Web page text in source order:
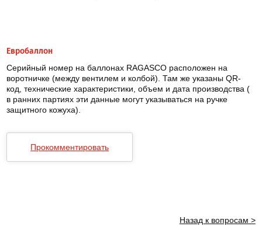
Евробаллон
Серийный номер на баллонах RAGASCO расположен на
воротничке (между вентилем и колбой). Там же указаны QR-
код, технические характеристики, объем и дата производства (
в ранних партиях эти данные могут указываться на ручке
защитного кожуха).
Прокомментировать
Назад к вопросам >